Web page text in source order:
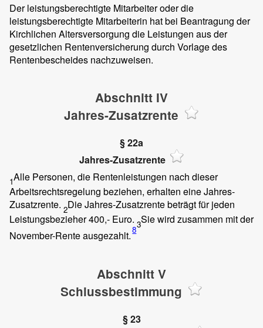
Der leistungsberechtigte Mitarbeiter oder die
leistungsberechtigte Mitarbeiterin hat bei Beantragung der
Kirchlichen Altersversorgung die Leistungen aus der
gesetzlichen Rentenversicherung durch Vorlage des
Rentenbescheides nachzuweisen.
Abschnitt IV
Jahres-Zusatzrente
§ 22a
Jahres-Zusatzrente
1Alle Personen, die Rentenleistungen nach dieser
Arbeitsrechtsregelung beziehen, erhalten eine Jahres-
Zusatzrente. 2Die Jahres-Zusatzrente beträgt für jeden
Leistungsbezieher 400,- Euro. 3Sie wird zusammen mit der
November-Rente ausgezahlt.8
Abschnitt V
Schlussbestimmung
§ 23